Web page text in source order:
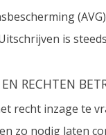
Uitschrijven is
RECHTEN
recht inzage te
zo nodig laten